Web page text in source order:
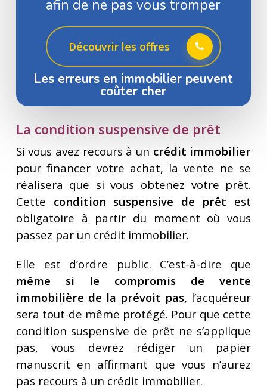
afin de ne pas vous tromper
Découvrir les offres
Les erreurs en immobilier peuvent
coûter cher
La condition suspensive de prêt
Si vous avez recours à un crédit immobilier
pour financer votre achat, la vente ne se
réalisera que si vous obtenez votre prêt.
Cette condition suspensive de prêt est
obligatoire à partir du moment où vous
passez par un crédit immobilier.
Elle est d’ordre public. C’est-à-dire que
même si le compromis de vente
immobilière de la prévoit pas, l’acquéreur
sera tout de même protégé. Pour que cette
condition suspensive de prêt ne s’applique
pas, vous devrez rédiger un papier
manuscrit en affirmant que vous n’aurez
pas recours à un crédit immobilier.